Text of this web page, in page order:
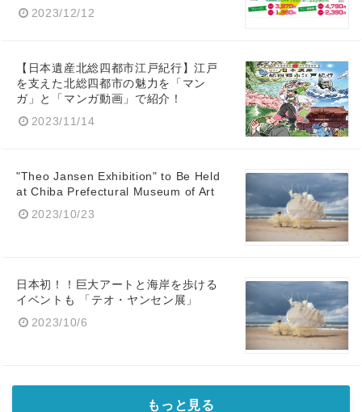
2023/12/12
【日本遺産北総四都市江戸紀行】江戸
を支えた北総四都市の魅力を「マン
ガ」と「マンガ動画」で紹介！
2023/11/14
"Theo Jansen Exhibition" to Be Held
at Chiba Prefectural Museum of Art
2023/10/23
日本初！！巨大アートと海岸を歩ける
イベントも 「テオ・ヤンセン展」
2023/10/6
もっと見る